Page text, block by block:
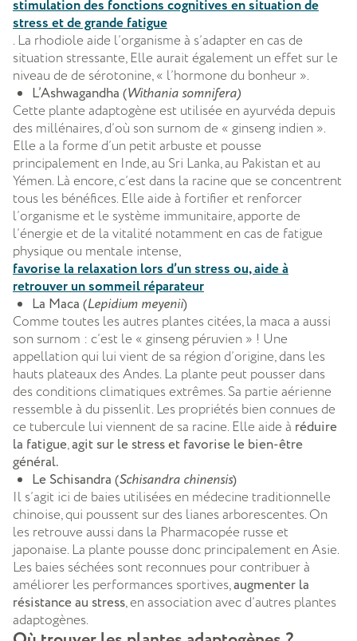
stimulation des fonctions cognitives en situation de
stress et de grande fatigue
. La rhodiole aide l’organisme à s’adapter en cas de
situation stressante, Elle aurait également un effet sur le
niveau de de sérotonine, « l’hormone du bonheur ».
L’Ashwagandha (Withania somnifera)
Cette plante adaptogène est utilisée en ayurvéda depuis
des millénaires, d’où son surnom de « ginseng indien ».
Elle a la forme d’un petit arbuste et pousse
principalement en Inde, au Sri Lanka, au Pakistan et au
Yémen. Là encore, c’est dans la racine que se concentrent
tous les bénéfices. Elle aide à fortifier et renforcer
l’organisme et le système immunitaire, apporte de
l’énergie et de la vitalité notamment en cas de fatigue
physique ou mentale intense,
favorise la relaxation lors d’un stress ou, aide à
retrouver un sommeil réparateur
La Maca (Lepidium meyenii)
Comme toutes les autres plantes citées, la maca a aussi
son surnom : c’est le « ginseng péruvien » ! Une
appellation qui lui vient de sa région d’origine, dans les
hauts plateaux des Andes. La plante peut pousser dans
des conditions climatiques extrêmes. Sa partie aérienne
ressemble à du pissenlit. Les propriétés bien connues de
ce tubercule lui viennent de sa racine. Elle aide à réduire
la fatigue,agit sur le stress et favorise le bien-être
général.
Le Schisandra (Schisandra chinensis)
Il s’agit ici de baies utilisées en médecine traditionnelle
chinoise, qui poussent sur des lianes arborescentes. On
les retrouve aussi dans la Pharmacopée russe et
japonaise. La plante pousse donc principalement en Asie.
Les baies séchées sont reconnues pour contribuer à
améliorer les performances sportives,augmenter la
résistance au stress, en association avec d’autres plantes
adaptogènes.